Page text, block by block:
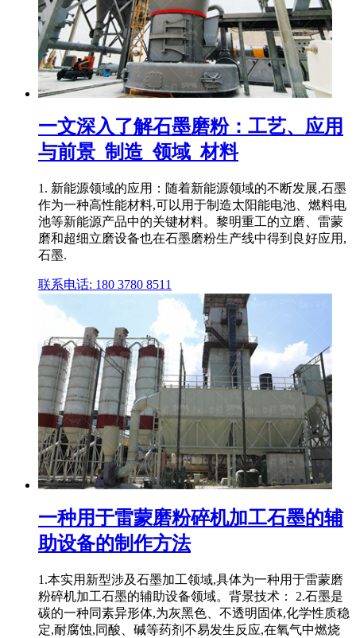
一文深入了解石墨磨粉：工艺、应用
与前景_制造_领域_材料
1. 新能源领域的应用：随着新能源领域的不断发展,石墨
作为一种高性能材料,可以用于制造太阳能电池、燃料电
池等新能源产品中的关键材料。黎明重工的立磨、雷蒙
磨和超细立磨设备也在石墨磨粉生产线中得到良好应用,
石墨.
联系电话: 180 3780 8511
一种用于雷蒙磨粉碎机加工石墨的辅
助设备的制作方法
1.本实用新型涉及石墨加工领域,具体为一种用于雷蒙磨
粉碎机加工石墨的辅助设备领域。背景技术： 2.石墨是
碳的一种同素异形体,为灰黑色、不透明固体,化学性质稳
定,耐腐蚀,同酸、碱等药剂不易发生反应,在氧气中燃烧